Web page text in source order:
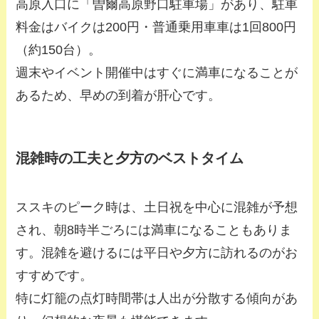
高原入口に「曽爾高原野口駐車場」があり、駐車
料金はバイクは200円・普通乗用車車は1回800円
（約150台）。
週末やイベント開催中はすぐに満車になることが
あるため、早めの到着が肝心です。
混雑時の工夫と夕方のベストタイム
ススキのピーク時は、土日祝を中心に混雑が予想
され、朝8時半ごろには満車になることもありま
す。混雑を避けるには平日や夕方に訪れるのがお
すすめです。
特に灯籠の点灯時間帯は人出が分散する傾向があ